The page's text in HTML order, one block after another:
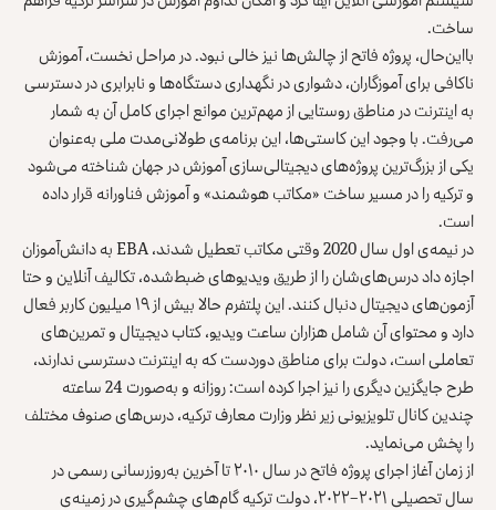
ساخت.
بااین‌حال، پروژه فاتح از چالش‌ها نیز خالی نبود. در مراحل نخست، آموزش
ناکافی برای آموزگاران، دشواری در نگهداری دستگاه‌ها و نابرابری در دسترسی
به اینترنت در مناطق روستایی از مهم‌ترین موانع اجرای کامل آن به ‌شمار
می‌رفت. با وجود این کاستی‌ها، این برنامه‌ی طولانی‌مدت ملی به‌عنوان
یکی از بزرگ‌ترین پروژه‌های دیجیتالی‌سازی آموزش در جهان شناخته می‌شود
و ترکیه را در مسیر ساخت «مکاتب هوشمند» و آموزش فناورانه قرار داده
است.
در نیمه‌ی اول سال 2020 وقتی مکاتب تعطیل شدند، EBA به دانش‌آموزان
اجازه داد درس‌های‌شان را از طریق ویدیوهای ضبط‌‌شده، تکالیف آنلاین و حتا
آزمون‌های دیجیتال دنبال کنند. این پلتفرم حالا بیش از ۱۹ میلیون کاربر فعال
دارد و محتوای آن شامل هزاران ساعت ویدیو، کتاب دیجیتال و تمرین‌های
تعاملی است، دولت برای مناطق دوردست که به اینترنت دسترسی ندارند،
طرح جایگزین دیگری را نیز اجرا کرده است: روزانه و به‌صورت 24 ساعته
چندین کانال تلویزیونی زیر نظر وزارت معارف ترکیه، درس‌های صنوف مختلف
را پخش می‌نماید.
از زمان آغاز اجرای پروژه فاتح در سال ۲۰۱۰ تا آخرین به‌روزرسانی رسمی در
سال تحصیلی ۲۰۲۱–۲۰۲۲، دولت ترکیه گام‌های چشم‌گیری در زمینه‌ی